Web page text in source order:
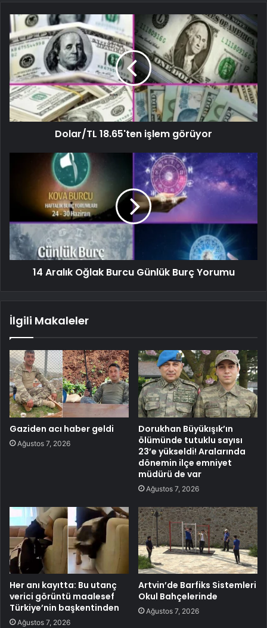
Dolar/TL 18.65'ten işlem görüyor
14 Aralık Oğlak Burcu Günlük Burç Yorumu
İlgili Makaleler
Gaziden acı haber geldi
Ağustos 7, 2026
Dorukhan Büyükışık’ın
ölümünde tutuklu sayısı
23’e yükseldi! Aralarında
dönemin ilçe emniyet
müdürü de var
Ağustos 7, 2026
Her anı kayıtta: Bu utanç
verici görüntü maalesef
Türkiye’nin başkentinden
Ağustos 7, 2026
Artvin’de Barfiks Sistemleri
Okul Bahçelerinde
Ağustos 7, 2026